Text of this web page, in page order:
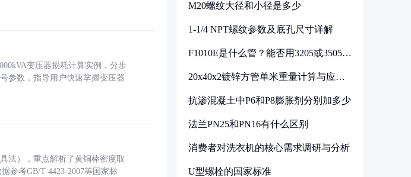
变压器损耗计算实例，分步
参数，指导用户快速掌握变压器
法），重点解析了黄铜棒密度取
参考GB/T 4423-2007等国家标
M20螺纹大径和小径是多少
1-1/4 NPT螺纹参数及底孔尺寸详解
F1010E是什么管？能否用3205或3505代
20x40x2镀锌方管单米重量计算与应用
抗渗混凝土中P6和P8膨胀剂分别加多少
法兰PN25和PN16有什么区别
消费者对洗衣机的核心需求调研与分析
U型螺栓的国家标准